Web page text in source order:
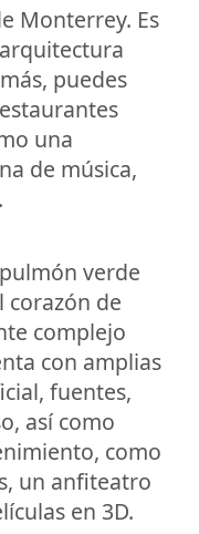
Monterrey. Es
puedes
una
de música,
verde
corazón de
complejo
con amplias
fuentes,
así como
como
un anfiteatro
en 3D.